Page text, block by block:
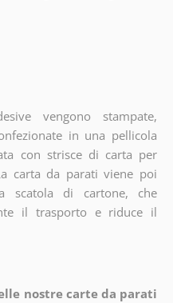
vengono stampate,
in una pellicola
con strisce di carta per
carta da parati viene poi
scatola di cartone, che
il trasporto e riduce il
nostre carte da parati